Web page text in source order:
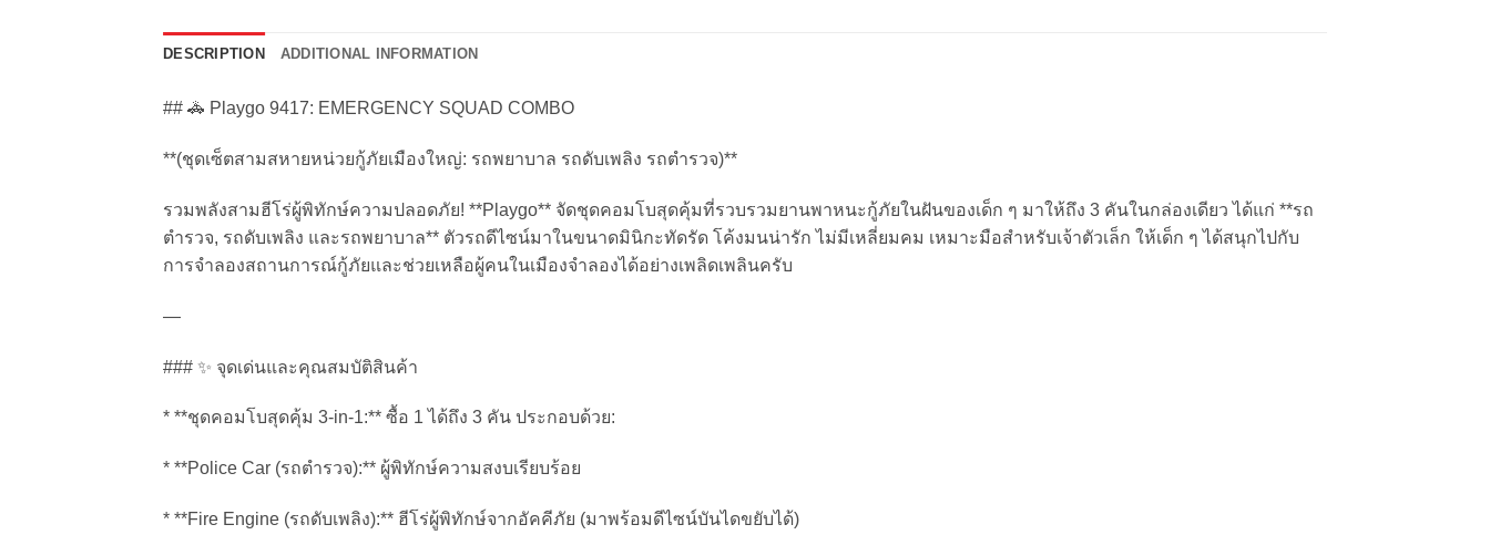
DESCRIPTION ADDITIONAL INFORMATION
## 🚓 Playgo 9417: EMERGENCY SQUAD COMBO
**(ชุดเซ็ตสามสหายหน่วยกู้ภัยเมืองใหญ่: รถพยาบาล รถดับเพลิง รถตำรวจ)**
รวมพลังสามฮีโร่ผู้พิทักษ์ความปลอดภัย! **Playgo** จัดชุดคอมโบสุดคุ้มที่รวบรวมยานพาหนะกู้ภัยในฝันของเด็ก ๆ มาให้ถึง 3 คันในกล่องเดียว ได้แก่ **รถ
ตำรวจ, รถดับเพลิง และรถพยาบาล** ตัวรถดีไซน์มาในขนาดมินิกะทัดรัด โค้งมนน่ารัก ไม่มีเหลี่ยมคม เหมาะมือสำหรับเจ้าตัวเล็ก ให้เด็ก ๆ ได้สนุกไปกับ
การจำลองสถานการณ์กู้ภัยและช่วยเหลือผู้คนในเมืองจำลองได้อย่างเพลิดเพลินครับ
—
### ✨ จุดเด่นและคุณสมบัติสินค้า
* **ชุดคอมโบสุดคุ้ม 3-in-1:** ซื้อ 1 ได้ถึง 3 คัน ประกอบด้วย:
* **Police Car (รถตำรวจ):** ผู้พิทักษ์ความสงบเรียบร้อย
* **Fire Engine (รถดับเพลิง):** ฮีโร่ผู้พิทักษ์จากอัคคีภัย (มาพร้อมดีไซน์บันไดขยับได้)